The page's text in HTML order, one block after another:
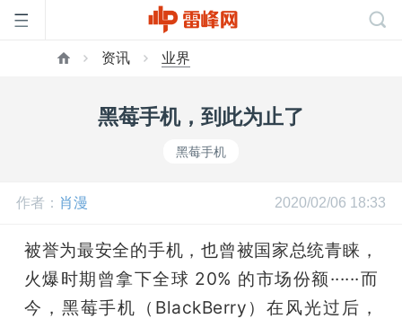
峰
资讯 业界
黑莓手机，到此为止了
黑莓手机
作者： 肖漫 2020/02/06 18:33
被誉为最安全的手机，也曾被国家总统青睐，
火爆时期曾拿下全球 20% 的市场份额······而
今，黑莓手机（BlackBerry）在风光过后，